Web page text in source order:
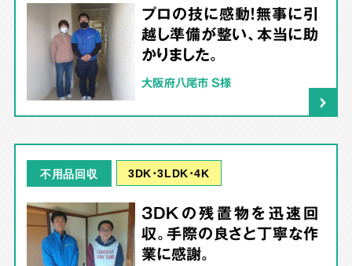
プロの技に感動！無事に引
越し準備が整い、本当に助
かりました。
大阪府八尾市 S様
不用品回収 3DK･3LDK･4K
3DKの残置物を迅速回
収。手際の良さと丁寧な作
業に感謝。